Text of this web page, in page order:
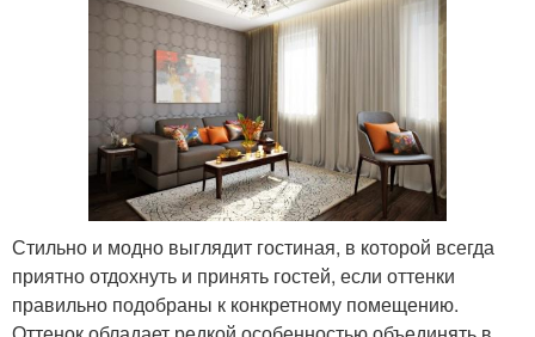
Стильно и модно выглядит гостиная, в которой всегда
приятно отдохнуть и принять гостей, если оттенки
правильно подобраны к конкретному помещению.